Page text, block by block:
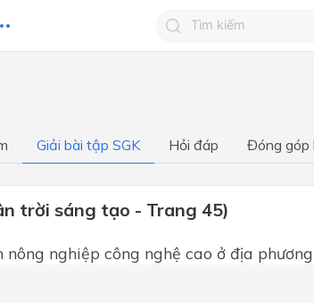
Giải bài tập SGK Hỏi đáp Đóng góp
trời sáng tạo - Trang 45)
nông nghiệp công nghệ cao ở địa